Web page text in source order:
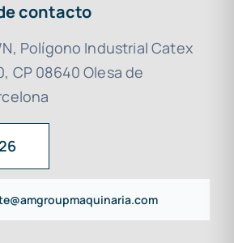
contacto
Polígono Industrial Catex
CP 08640 Olesa de